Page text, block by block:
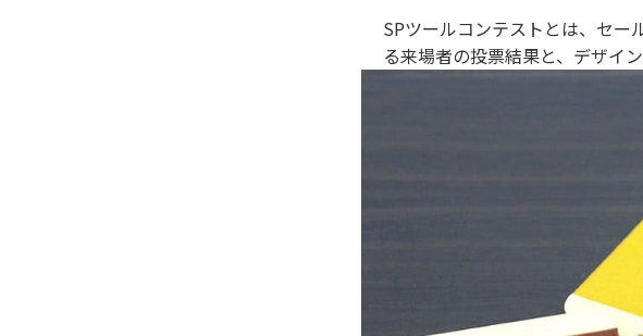
SPツールコンテストとは、セー
る来場者の投票結果と、デザイ